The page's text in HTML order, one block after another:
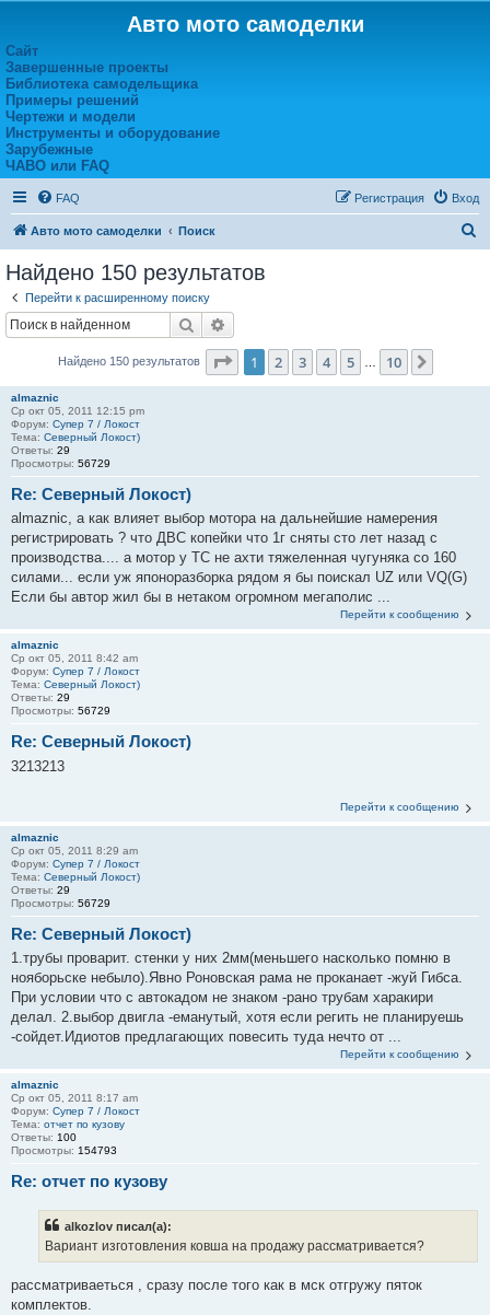
Авто мото самоделки
Сайт
Завершенные проекты
Библиотека самодельщика
Примеры решений
Чертежи и модели
Инструменты и оборудование
Зарубежные
ЧАВО или FAQ
FAQ Вход
Регистрация
Авто мото самоделки Поиск
Найдено 150 результатов
Перейти к расширенному поиску
Поиск
Найдено 150 результатов Страница из 10
1 2 3 4 5 10
almaznic
Ср окт 05, 2011 12:15 pm
Форум: Супер 7 / Локост
Тема: Северный Локост)
Ответы: 29
Просмотры: 56729
Re: Северный Локост)
almaznic, а как влияет выбор мотора на дальнейшие намерения
регистрировать ? что ДВС копейки что 1г сняты сто лет назад с
производства.... а мотор у ТС не ахти тяжеленная чугуняка со 160
силами... если уж японоразборка рядом я бы поискал UZ или VQ(G)
Если бы автор жил бы в нетаком огромном мегаполис ...
Перейти к сообщению
almaznic
Ср окт 05, 2011 8:42 am
Форум: Супер 7 / Локост
Тема: Северный Локост)
Ответы: 29
Просмотры: 56729
Re: Северный Локост)
3213213
Перейти к сообщению
almaznic
Ср окт 05, 2011 8:29 am
Форум: Супер 7 / Локост
Тема: Северный Локост)
Ответы: 29
Просмотры: 56729
Re: Северный Локост)
1.трубы проварит. стенки у них 2мм(меньшего насколько помню в
нояборьске небыло).Явно Роновская рама не проканает -жуй Гибса.
При условии что с автокадом не знаком -рано трубам харакири
делал. 2.выбор двигла -еманутый, хотя если регить не планируешь
-сойдет.Идиотов предлагающих повесить туда нечто от ...
Перейти к сообщению
almaznic
Ср окт 05, 2011 8:17 am
Форум: Супер 7 / Локост
Тема: отчет по кузову
Ответы: 100
Просмотры: 154793
Re: отчет по кузову
alkozlov писал(а):
Вариант изготовления ковша на продажу рассматривается?
рассматриваеться , сразу после того как в мск отгружу пяток
комплектов.